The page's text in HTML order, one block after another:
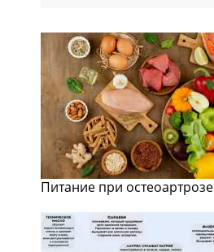
Питание при остеоартрозе